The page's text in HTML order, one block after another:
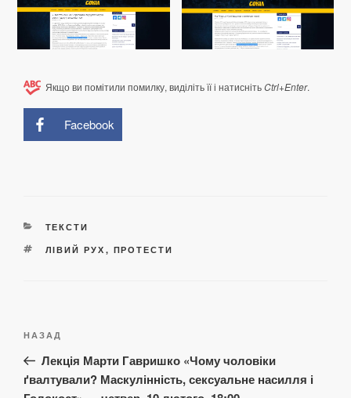
Якщо ви помітили помилку, виділіть її і натиснітьCtrl+Enter.
Facebook
КАТЕГОРІЇ
ТЕКСТИ
ПОЗНАЧКИ
ЛІВИЙ РУХ , ПРОТЕСТИ
записів
Попередній
запис:
НАЗАД
Лекція Марти Гавришко «Чому чоловіки
ґвалтували? Маскулінність, сексуальне насилля і